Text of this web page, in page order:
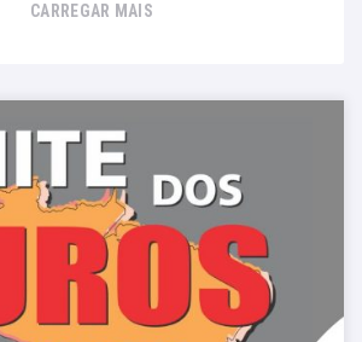
CARREGAR MAIS